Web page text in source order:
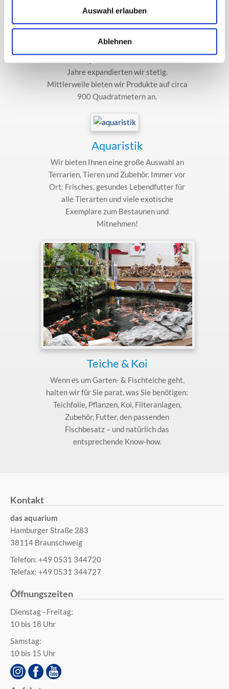
Auswahl erlauben
Ablehnen
Über uns
Firma „das aquarium“, zunächst auf nur
Jahre expandierten wir stetig.
Mittlerweile bieten wir Produkte auf circa
900 Quadratmetern an.
Aquaristik
Wir bieten Ihnen eine große Auswahl an
Terrarien, Tieren und Zubehör. Immer vor
Ort: Frisches, gesundes Lebendfutter für
alle Tierarten und viele exotische
Exemplare zum Bestaunen und
Mitnehmen!
Teiche & Koi
Wenn es um Garten- & Fischteiche geht,
halten wir für Sie parat, was Sie benötigen:
Teichfolie, Pflanzen, Koi, Filteranlagen,
Zubehör, Futter, den passenden
Fischbesatz – und natürlich das
entsprechende Know-how.
Kontakt
das aquarium
Hamburger Straße 283
38114 Braunschweig
Telefon: +49 0531 344720
Telefax: +49 0531 344727
Öffnungszeiten
Dienstag - Freitag:
10 bis 18 Uhr
Samstag:
10 bis 15 Uhr